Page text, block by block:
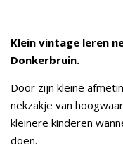
Klein vintage leren
Donkerbruin.
Door zijn kleine
nekzakje van
kleinere kinderen
doen.